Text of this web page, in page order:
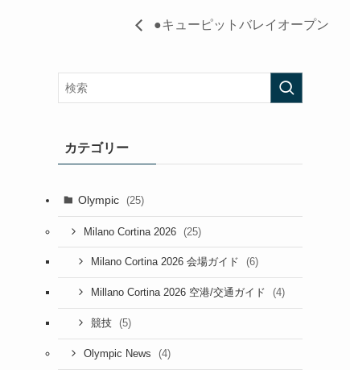
●キューピットバレイオープン
カテゴリー
Olympic (25)
Milano Cortina 2026 (25)
Milano Cortina 2026 会場ガイド (6)
Millano Cortina 2026 空港/交通ガイド (4)
競技 (5)
Olympic News (4)